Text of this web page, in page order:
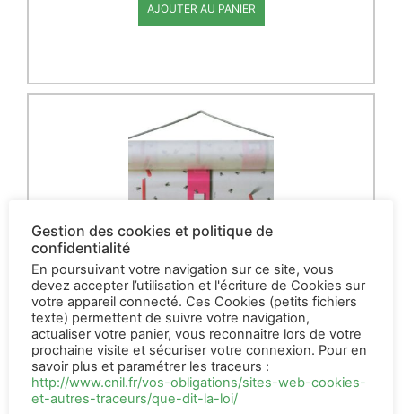
AJOUTER AU PANIER
Rideau mouches 30 cm x 9
mm
19,95€ HT
Gestion des cookies et politique de
confidentialité
En poursuivant votre navigation sur ce site, vous
devez accepter l’utilisation et l'écriture de Cookies sur
votre appareil connecté. Ces Cookies (petits fichiers
texte) permettent de suivre votre navigation,
actualiser votre panier, vous reconnaitre lors de votre
prochaine visite et sécuriser votre connexion. Pour en
savoir plus et paramétrer les traceurs :
http://www.cnil.fr/vos-obligations/sites-web-cookies-
et-autres-traceurs/que-dit-la-loi/